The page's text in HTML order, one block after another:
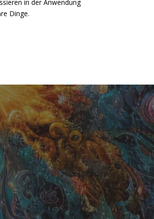
in der Anwendung
Dinge.